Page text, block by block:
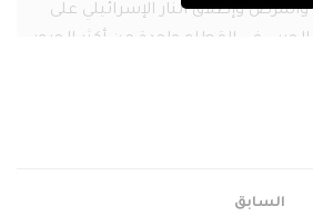
وإطلاق النار الإسرائيلي على
الحرب في القطاع واحدة من أكثر الحروب
اعتبرتها الأكثر شمولا حتى الآن بشأن
السابق